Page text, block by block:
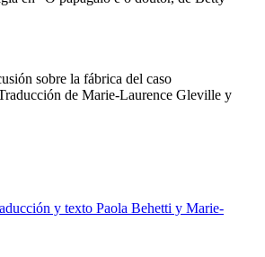
sobre la fábrica del caso
de Marie-Laurence Gleville y
y texto Paola Behetti y Marie-